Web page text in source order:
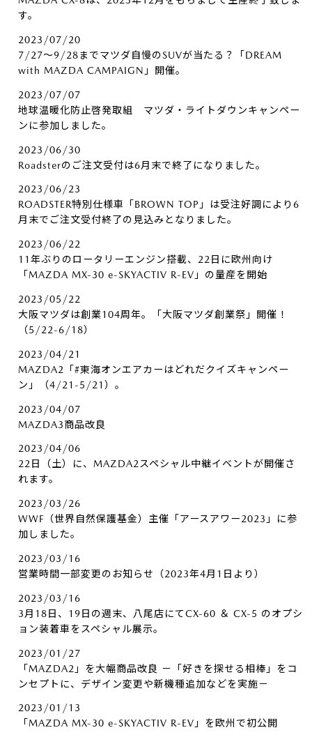
す。
2023/07/20
7/27～9/28までマツダ自慢のSUVが当たる？「DREAM
with MAZDA CAMPAIGN」開催。
2023/07/07
地球温暖化防止啓発取組 マツダ・ライトダウンキャンペー
ンに参加しました。
2023/06/30
Roadsterのご注文受付は6月末で終了になりました。
2023/06/23
ROADSTER特別仕様車「BROWN TOP」は受注好調により6
月末でご注文受付終了の見込みとなりました。
2023/06/22
11年ぶりのロータリーエンジン搭載、22日に欧州向け
「MAZDA MX-30 e-SKYACTIV R-EV」の量産を開始
2023/05/22
大阪マツダは創業104周年。「大阪マツダ創業祭」開催！
（5/22-6/18）
2023/04/21
MAZDA2「#東海オンエアカーはどれだクイズキャンペー
ン」（4/21-5/21）。
2023/04/07
MAZDA3商品改良
2023/04/06
22日（土）に、MAZDA2スペシャル中継イベントが開催さ
れます。
2023/03/26
WWF（世界自然保護基金）主催「アースアワー2023」に参
加しました。
2023/03/16
営業時間一部変更のお知らせ（2023年4月1日より）
2023/03/16
3月18日、19日の週末、八尾店にてCX-60 ＆ CX-5 のオプシ
ョン装着車をスペシャル展示。
2023/01/27
「MAZDA2」を大幅商品改良 －「好きを探せる相棒」をコ
ンセプトに、デザイン変更や新機種追加などを実施－
2023/01/13
「MAZDA MX-30 e-SKYACTIV R-EV」を欧州で初公開